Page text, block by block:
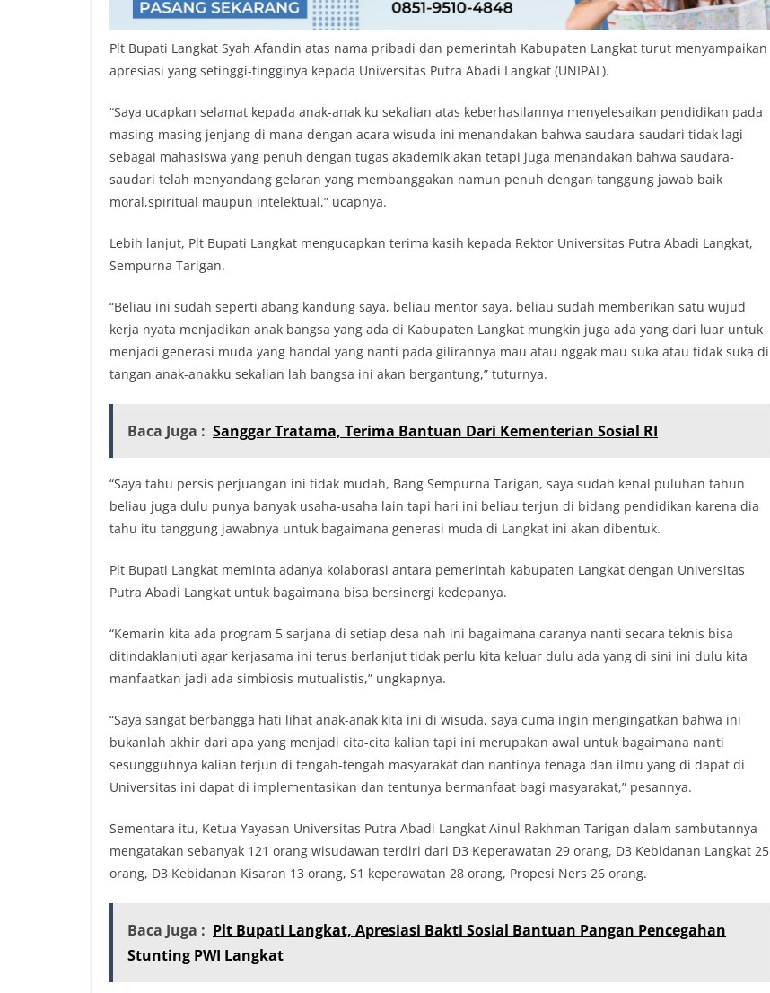
Plt Bupati Langkat Syah Afandin atas nama pribadi dan pemerintah Kabupaten Langkat turut menyampaikan
apresiasi yang setinggi-tingginya kepada Universitas Putra Abadi Langkat (UNIPAL).
“Saya ucapkan selamat kepada anak-anak ku sekalian atas keberhasilannya menyelesaikan pendidikan pada
masing-masing jenjang di mana dengan acara wisuda ini menandakan bahwa saudara-saudari tidak lagi
sebagai mahasiswa yang penuh dengan tugas akademik akan tetapi juga menandakan bahwa saudara-
saudari telah menyandang gelaran yang membanggakan namun penuh dengan tanggung jawab baik
moral,spiritual maupun intelektual,” ucapnya.
Lebih lanjut, Plt Bupati Langkat mengucapkan terima kasih kepada Rektor Universitas Putra Abadi Langkat,
Sempurna Tarigan.
“Beliau ini sudah seperti abang kandung saya, beliau mentor saya, beliau sudah memberikan satu wujud
kerja nyata menjadikan anak bangsa yang ada di Kabupaten Langkat mungkin juga ada yang dari luar untuk
menjadi generasi muda yang handal yang nanti pada gilirannya mau atau nggak mau suka atau tidak suka di
tangan anak-anakku sekalian lah bangsa ini akan bergantung,” tuturnya.
Baca Juga : Sanggar Tratama, Terima Bantuan Dari Kementerian Sosial RI
“Saya tahu persis perjuangan ini tidak mudah, Bang Sempurna Tarigan, saya sudah kenal puluhan tahun
beliau juga dulu punya banyak usaha-usaha lain tapi hari ini beliau terjun di bidang pendidikan karena dia
tahu itu tanggung jawabnya untuk bagaimana generasi muda di Langkat ini akan dibentuk.
Plt Bupati Langkat meminta adanya kolaborasi antara pemerintah kabupaten Langkat dengan Universitas
Putra Abadi Langkat untuk bagaimana bisa bersinergi kedepanya.
“Kemarin kita ada program 5 sarjana di setiap desa nah ini bagaimana caranya nanti secara teknis bisa
ditindaklanjuti agar kerjasama ini terus berlanjut tidak perlu kita keluar dulu ada yang di sini ini dulu kita
manfaatkan jadi ada simbiosis mutualistis,” ungkapnya.
“Saya sangat berbangga hati lihat anak-anak kita ini di wisuda, saya cuma ingin mengingatkan bahwa ini
bukanlah akhir dari apa yang menjadi cita-cita kalian tapi ini merupakan awal untuk bagaimana nanti
sesungguhnya kalian terjun di tengah-tengah masyarakat dan nantinya tenaga dan ilmu yang di dapat di
Universitas ini dapat di implementasikan dan tentunya bermanfaat bagi masyarakat,” pesannya.
Sementara itu, Ketua Yayasan Universitas Putra Abadi Langkat Ainul Rakhman Tarigan dalam sambutannya
mengatakan sebanyak 121 orang wisudawan terdiri dari D3 Keperawatan 29 orang, D3 Kebidanan Langkat 25
orang, D3 Kebidanan Kisaran 13 orang, S1 keperawatan 28 orang, Propesi Ners 26 orang.
Baca Juga : Plt Bupati Langkat, Apresiasi Bakti Sosial Bantuan Pangan Pencegahan
Stunting PWI Langkat